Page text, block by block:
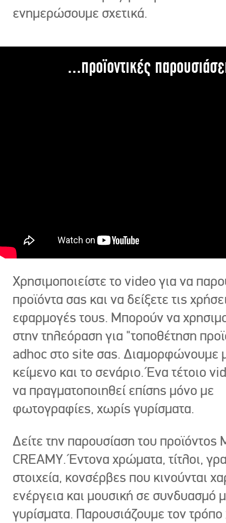
ενημερώσουμε σχετικά.
...προϊοντικές
Χρησιμοποιείστε το video για να
προϊόντα σας και να δείξετε τις
εφαρμογές τους. Μπορούν να
στην τηλεόραση για "τοποθέτηση
adhoc στο site σας. Διαμορφώνουμε
κείμενο και το σενάριο. Ένα τέτοιο
να πραγματοποιηθεί επίσης μόνο με
φωτογραφίες, χωρίς γυρίσματα.
Δείτε την παρουσίαση του προϊόντος
CREAMY. Έντονα χρώματα, τίτλοι,
στοιχεία, κονσέρβες που κινούνται
ενέργεια και μουσική σε συνδυασμό
γυρίσματα. Παρουσιάζουμε τον